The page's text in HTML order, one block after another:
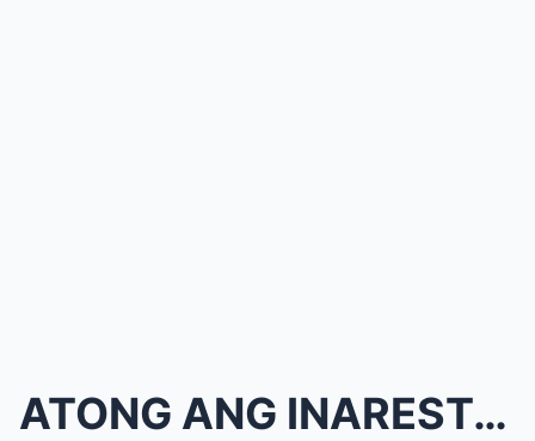
ATONG ANG INARESTO NG NBI! SUNSHINE CRUZ IBINULGAR...